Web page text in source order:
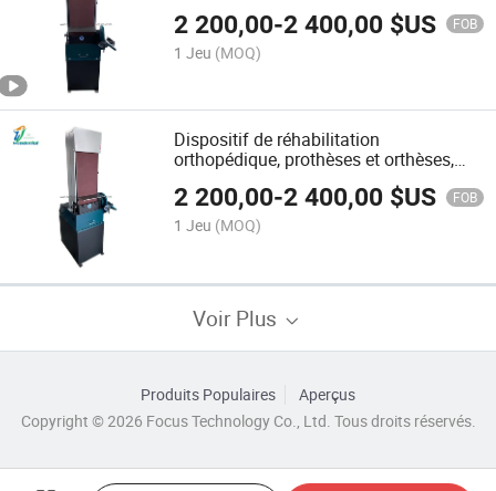
de meulage de prothèses, machine
prothétique
2 200,00-2 400,00 $US FOB
1 Jeu (MOQ)
Dispositif de réhabilitation
orthopédique, prothèses et orthèses,
ponceuse à angle droit, meuleuse de
surface, équipement de meulage de
prothèses, machine prothétique
2 200,00-2 400,00 $US FOB
1 Jeu (MOQ)
Voir Plus
Produits Populaires
Aperçus
Copyright © 2026 Focus Technology Co., Ltd. Tous droits réservés.